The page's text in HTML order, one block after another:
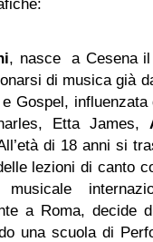
, nasce a Cesena
di musica già
Gospel,
Etta James,
di 18 anni si
lezioni di canto
musicale
a Roma, decide
una scuola di